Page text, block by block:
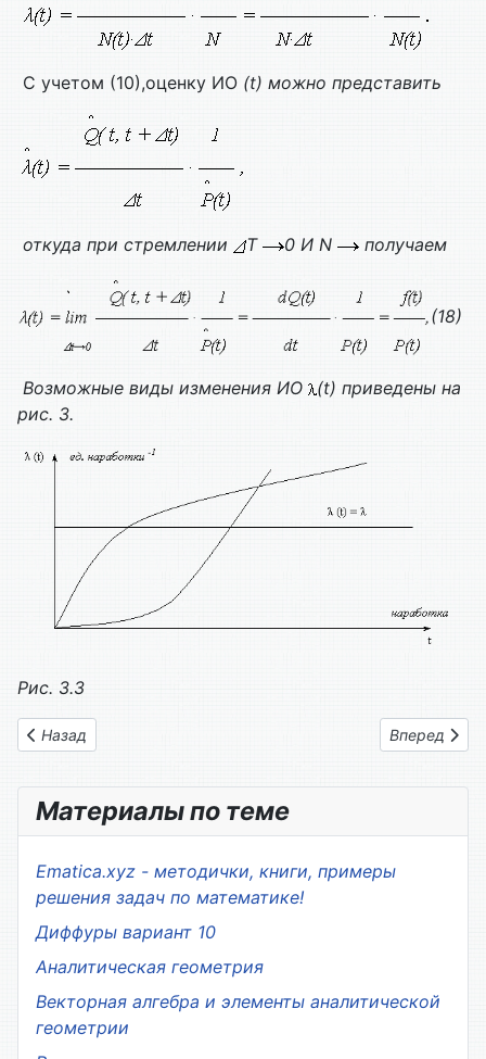
С учетом (10),оценку ИО (t) можно представить
откуда при стремлении T 0 И N получаем
(18)
Возможные виды изменения ИО
(t) приведены на
рис. 3.
Рис. 3.3
Предыдущий: Глава 03.1. Плотность распределения
Назад Следующий:
Вперед
Материалы по теме
Ematica.xyz - методички, книги, примеры
решения задач по математике!
Диффуры вариант 10
Аналитическая геометрия
Векторная алгебра и элементы аналитической
геометрии